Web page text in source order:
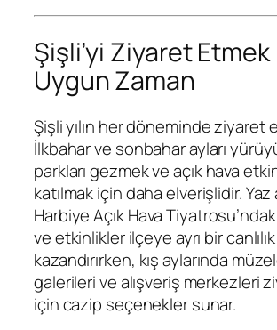
Şişli’yi Ziyaret Etmek
Uygun Zaman
Şişli yılın her döneminde ziyaret
İlkbahar ve sonbahar ayları
parkları gezmek ve açık hava
katılmak için daha elverişlidir. Yaz
Harbiye Açık Hava
ve etkinlikler ilçeye ayrı bir canlılık
kazandırırken, kış aylarında
galerileri ve alışveriş merkezleri
için cazip seçenekler sunar.